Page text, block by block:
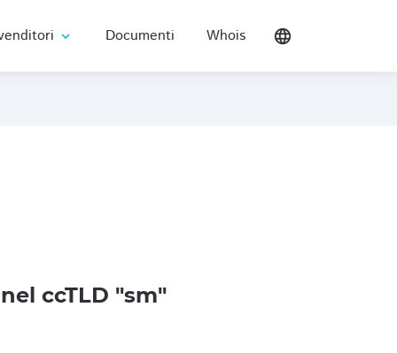
expand_more Documenti Whois language
ccTLD "sm"